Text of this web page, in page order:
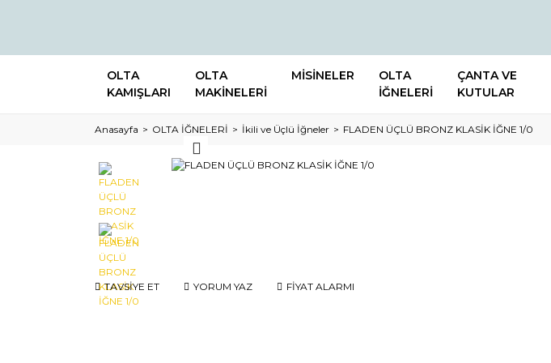
OLTA
KAMIŞLARI
OLTA
MAKİNELERİ
MİSİNELER
OLTA
İĞNELERİ
ÇANTA VE
KUTULAR
Anasayfa OLTA İĞNELERİ İkili ve Üçlü İğneler FLADEN ÜÇLÜ BRONZ KLASİK İĞNE 1/0
TAVSİYE ET YORUM YAZ FİYAT ALARMI